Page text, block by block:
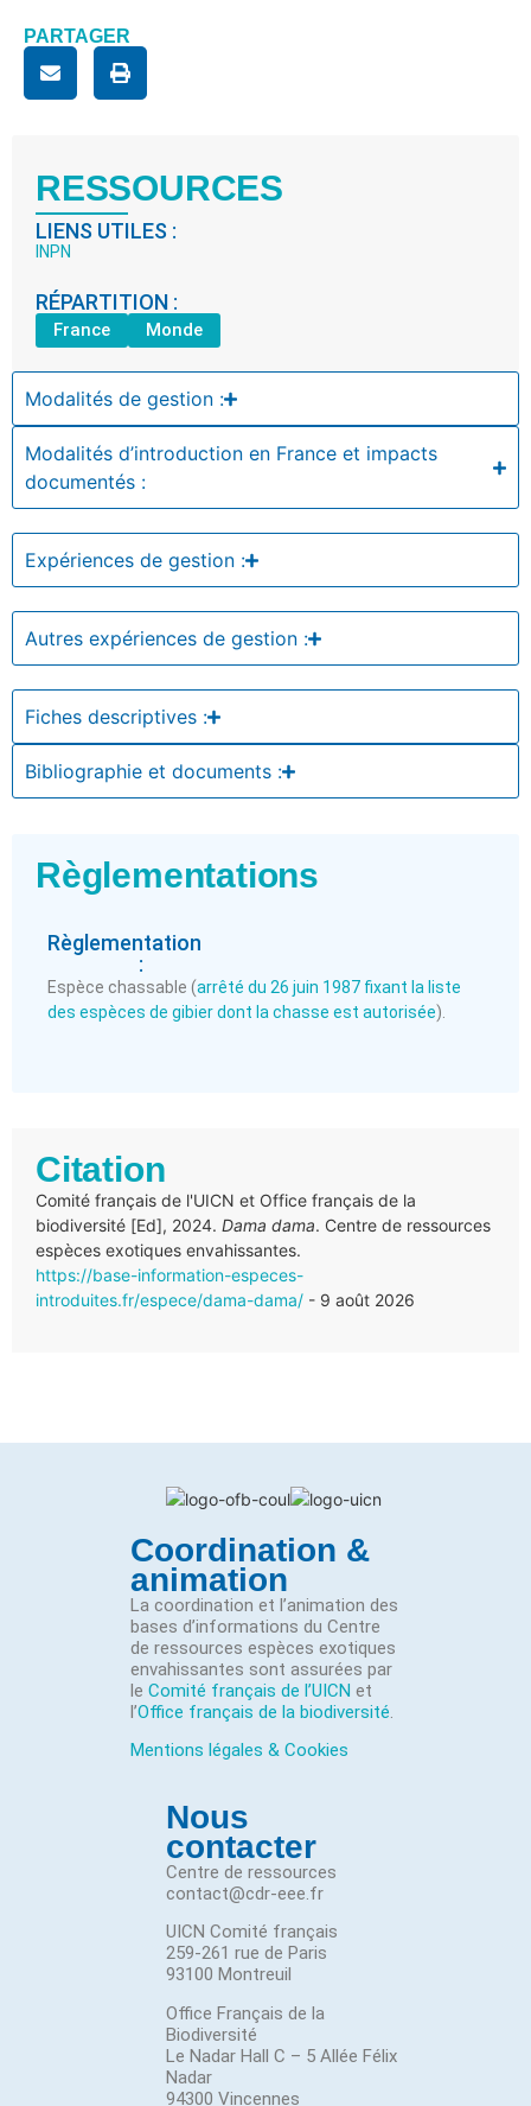
PARTAGER
RESSOURCES
LIENS UTILES :
INPN
RÉPARTITION :
France Monde
Modalités de gestion :
Modalités d’introduction en France et impacts
documentés :
Expériences de gestion :
Autres expériences de gestion :
Fiches descriptives :
Bibliographie et documents :
Règlementations
Règlementation
:
Espèce chassable (arrêté du 26 juin 1987 fixant la liste
des espèces de gibier dont la chasse est autorisée).
Citation
Comité français de l'UICN et Office français de la
biodiversité [Ed], 2024. Dama dama. Centre de ressources
espèces exotiques envahissantes.
https://base-information-especes-
introduites.fr/espece/dama-dama/ - 9 août 2026
Coordination &
animation
La coordination et l’animation des
bases d’informations du Centre
de ressources espèces exotiques
envahissantes sont assurées par
le Comité français de l’UICN et
l’Office français de la biodiversité.
Mentions légales & Cookies
Nous
contacter
Centre de ressources
contact@cdr-eee.fr
UICN Comité français
259-261 rue de Paris
93100 Montreuil
Office Français de la
Biodiversité
Le Nadar Hall C – 5 Allée Félix
Nadar
94300 Vincennes